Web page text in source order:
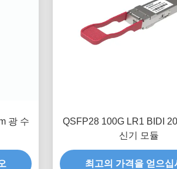
광 수
QSFP28 100G LR1 BIDI
신기 모듈
최고의 가격을 얻으십